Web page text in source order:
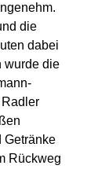
die
dabei
wurde die
Getränke
Rückweg